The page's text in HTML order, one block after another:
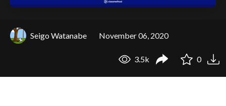
Seigo Watanabe November 06, 2020
3.5k 0